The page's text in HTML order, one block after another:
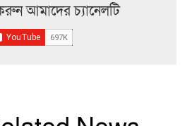
আমাদের চ্যানেলটি